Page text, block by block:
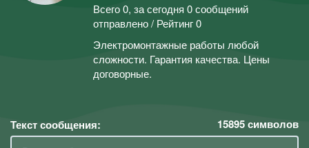
Всего 0, за сегодня 0 сообщений
отправлено / Рейтинг 0
Электромонтажные работы любой
сложности. Гарантия качества. Цены
договорные.
Текст сообщения: 15895символов